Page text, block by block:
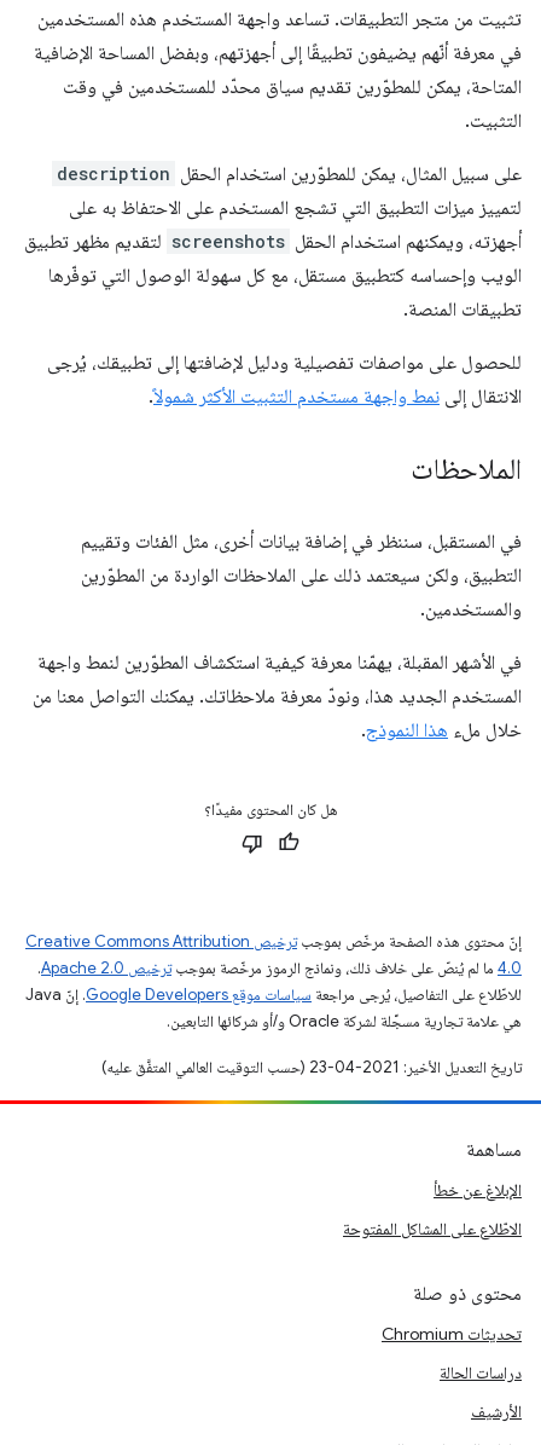
تثبيت من متجر التطبيقات. تساعد واجهة المستخدم هذه المستخدمين
في معرفة أنّهم يضيفون تطبيقًا إلى أجهزتهم، وبفضل المساحة الإضافية
المتاحة، يمكن للمطوّرين تقديم سياق محدّد للمستخدمين في وقت
التثبيت.
على سبيل المثال، يمكن للمطوّرين استخدام الحقل description
لتمييز ميزات التطبيق التي تشجع المستخدم على الاحتفاظ به على
أجهزته، ويمكنهم استخدام الحقل screenshots لتقديم مظهر تطبيق
الويب وإحساسه كتطبيق مستقل، مع كل سهولة الوصول التي توفّرها
تطبيقات المنصة.
للحصول على مواصفات تفصيلية ودليل لإضافتها إلى تطبيقك، يُرجى
الانتقال إلى نمط واجهة مستخدم التثبيت الأكثر شمولاً.
الملاحظات
في المستقبل، سننظر في إضافة بيانات أخرى، مثل الفئات وتقييم
التطبيق، ولكن سيعتمد ذلك على الملاحظات الواردة من المطوّرين
والمستخدمين.
في الأشهر المقبلة، يهمّنا معرفة كيفية استكشاف المطوّرين لنمط واجهة
المستخدم الجديد هذا، ونودّ معرفة ملاحظاتك. يمكنك التواصل معنا من
خلال ملء هذا النموذج.
هل كان المحتوى مفيدًا؟
إنّ محتوى هذه الصفحة مرخّص بموجب
ترخيص Creative Commons Attribution
4.0‏ ما لم يُنصّ على خلاف ذلك، ونماذج الرموز مرخّصة بموجبترخيص Apache 2.0‏
.
للاطّلاع على التفاصيل، يُرجى مراجعة سياسات موقع Google Developers‏
. إنّ Java
هي علامة تجارية مسجَّلة لشركة Oracle و/أو شركائها التابعين.
تاريخ التعديل الأخير: 2021-04-23 (حسب التوقيت العالمي المتفَّق عليه)
مساهمة
الإبلاغ عن خطأ
الاطّلاع على المشاكل المفتوحة
محتوى ذو صلة
تحديثات Chromium
دراسات الحالة
الأرشيف